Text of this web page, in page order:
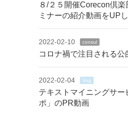
８/２５開催Corecon倶
ミナーの紹介動画をUPし
2022-02-10 consul
コロナ禍で注目される公
2022-02-04 Vog
テキストマイニングサー
ポ」のPR動画